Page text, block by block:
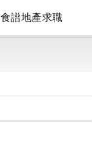
食譜地產求職